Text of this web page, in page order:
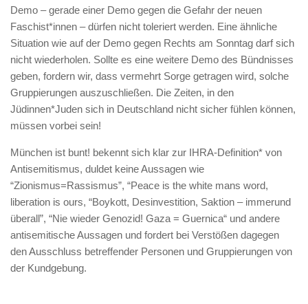
Demo – gerade einer Demo gegen die Gefahr der neuen
Faschist*innen – dürfen nicht toleriert werden. Eine ähnliche
Situation wie auf der Demo gegen Rechts am Sonntag darf sich
nicht wiederholen. Sollte es eine weitere Demo des Bündnisses
geben, fordern wir, dass vermehrt Sorge getragen wird, solche
Gruppierungen auszuschließen. Die Zeiten, in den
Jüdinnen*Juden sich in Deutschland nicht sicher fühlen können,
müssen vorbei sein!
München ist bunt! bekennt sich klar zur IHRA-Definition* von
Antisemitismus, duldet keine Aussagen wie
“Zionismus=Rassismus”, “Peace is the white mans word,
liberation is ours, “Boykott, Desinvestition, Saktion – immerund
überall”, “Nie wieder Genozid! Gaza = Guernica“ und andere
antisemitische Aussagen und fordert bei Verstößen dagegen
den Ausschluss betreffender Personen und Gruppierungen von
der Kundgebung.